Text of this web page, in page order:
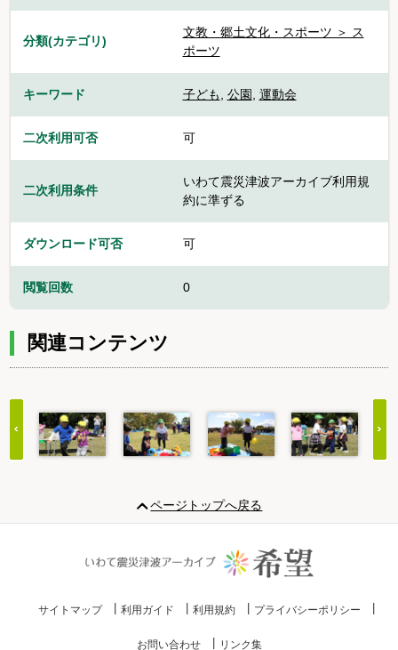
分類(カテゴリ)
文教・郷土文化・スポーツ ＞ ス
ポーツ
キーワード 子ども, 公園, 運動会
二次利用可否 可
二次利用条件
いわて震災津波アーカイブ利用規
約に準ずる
ダウンロード可否 可
閲覧回数 0
関連コンテンツ
20
ページトップへ戻る
サイトマップ 利用ガイド 利用規約 プライバシーポリシー
お問い合わせ リンク集